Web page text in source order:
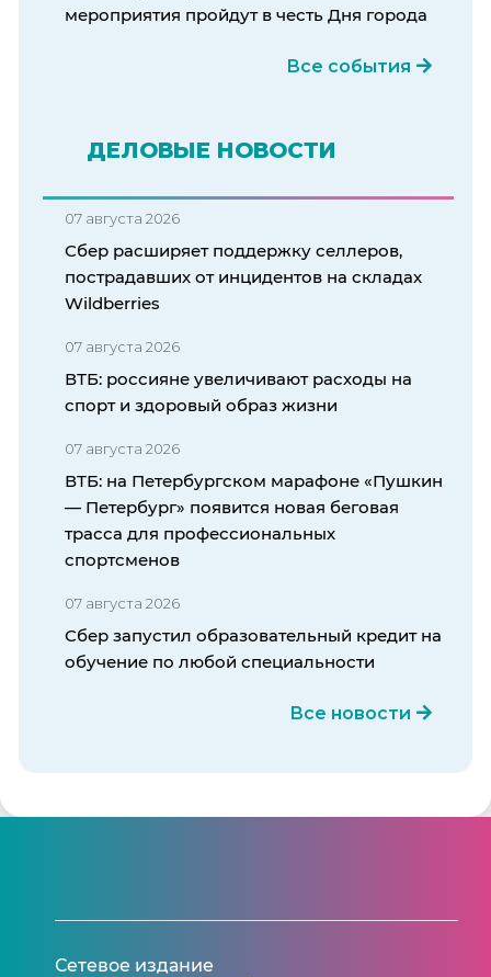
мероприятия пройдут в честь Дня города
Все события
ДЕЛОВЫЕ НОВОСТИ
07 августа 2026
Сбер расширяет поддержку селлеров,
пострадавших от инцидентов на складах
Wildberries
07 августа 2026
ВТБ: россияне увеличивают расходы на
спорт и здоровый образ жизни
07 августа 2026
ВТБ: на Петербургском марафоне «Пушкин
— Петербург» появится новая беговая
трасса для профессиональных
спортсменов
07 августа 2026
Сбер запустил образовательный кредит на
обучение по любой специальности
Все новости
Сетевое издание